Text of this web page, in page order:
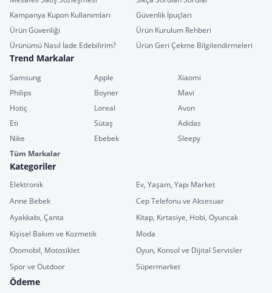
Kampanya Kupon Kullanımları
Güvenlik İpuçları
Ürün Güvenliği
Ürün Kurulum Rehberi
Ürünümü Nasıl İade Edebilirim?
Ürün Geri Çekme Bilgilendirmeleri
Trend Markalar
Samsung Apple
Xiaomi
Philips
Boyner
Mavi
Hotiç
Loreal
Avon
Eti
Sütaş
Adidas
Nike
Ebebek
Sleepy
Tüm Markalar
Kategoriler
Elektronik
Ev, Yaşam, Yapı Market
Anne Bebek
Cep Telefonu ve Aksesuar
Ayakkabı, Çanta
Kitap, Kırtasiye, Hobi, Oyuncak
Kişisel Bakım ve Kozmetik
Moda
Otomobil, Motosiklet
Oyun, Konsol ve Dijital Servisler
Spor ve Outdoor
Süpermarket
Ödeme